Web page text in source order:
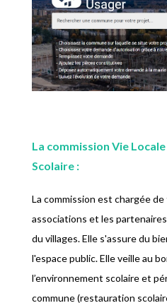
La commission Vie
Scolaire :
La commission est chargée de
associations et les
du villages. Elle s'assure du
l'espace public. Elle veille au
l’environnement scolaire et
commune (restauration